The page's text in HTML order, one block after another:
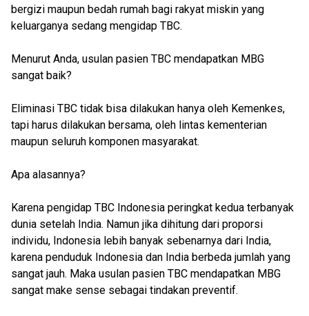
bergizi maupun bedah rumah bagi rakyat miskin yang
keluarganya sedang mengidap TBC.
Menurut Anda, usulan pasien TBC mendapatkan MBG
sangat baik?
Eliminasi TBC tidak bisa dilakukan hanya oleh Kemenkes,
tapi harus dilakukan bersama, oleh lintas kementerian
maupun seluruh komponen masyarakat.
Apa alasannya?
Karena pengidap TBC Indonesia peringkat kedua terbanyak
dunia setelah India. Namun jika dihitung dari proporsi
individu, Indonesia lebih banyak sebenarnya dari India,
karena penduduk Indonesia dan India berbeda jumlah yang
sangat jauh. Maka usulan pasien TBC mendapatkan MBG
sangat make sense sebagai tindakan preventif.